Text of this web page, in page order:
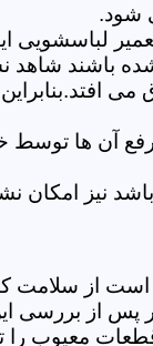
شود.
لباسشویی
باشند شاهد
می
آن ها
نیز امکان
از سلامت
از بررسی
معیوب را